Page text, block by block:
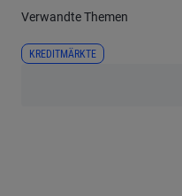
Verwandte Themen
KREDITMÄRKTE